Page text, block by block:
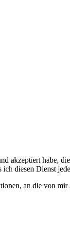
akzeptiert habe,
diesen Dienst
an die von mir